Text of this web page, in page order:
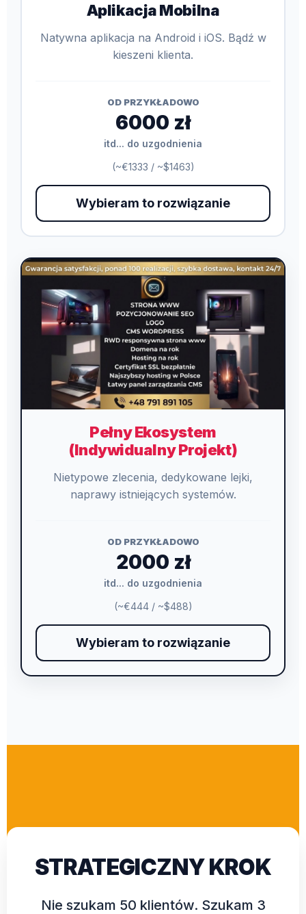
Aplikacja Mobilna
Natywna aplikacja na Android i iOS. Bądź w
kieszeni klienta.
OD PRZYKŁADOWO
6000 zł
itd... do uzgodnienia
(~€1333 / ~$1463)
Wybieram to rozwiązanie
Pełny Ekosystem
(Indywidualny Projekt)
Nietypowe zlecenia, dedykowane lejki,
naprawy istniejących systemów.
OD PRZYKŁADOWO
2000 zł
itd... do uzgodnienia
(~€444 / ~$488)
Wybieram to rozwiązanie
STRATEGICZNY KROK
Nie szukam 50 klientów. Szukam 3